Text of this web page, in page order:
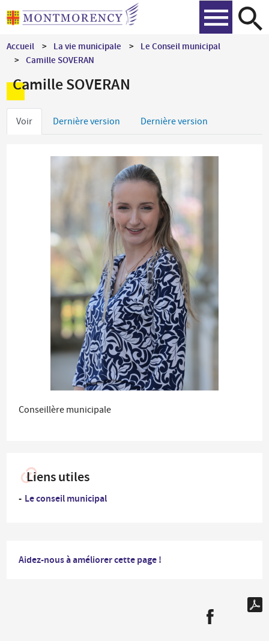
Aller
au
principal
Accueil La vie municipale
Le Conseil municipal
Camille SOVERAN
Camille SOVERAN
Onglets
Voir Dernière version Dernière version
Conseillère municipale
Liens utiles
Le conseil municipal
Aidez-nous à améliorer cette page !